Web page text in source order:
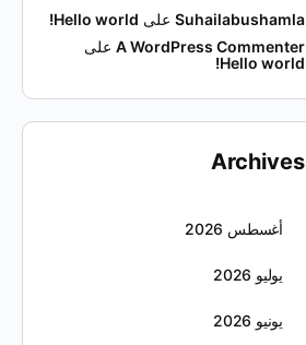
Suhailabushamla على Hello world!
A WordPress Commenter على
Hello world!
Archives
أغسطس 2026
يوليو 2026
يونيو 2026